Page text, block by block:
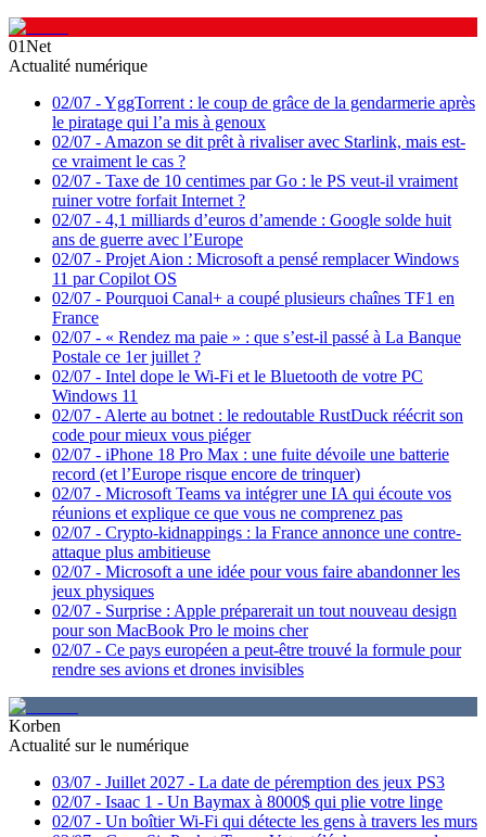
01Net
Actualité numérique
02/07 -YggTorrent : le coup de grâce de la gendarmerie après
le piratage qui l’a mis à genoux
02/07 - Amazon se dit prêt à rivaliser avec Starlink, mais est-
ce vraiment le cas ?
02/07 - Taxe de 10 centimes par Go : le PS veut-il vraiment
ruiner votre forfait Internet ?
02/07 - 4,1 milliards d’euros d’amende : Google solde huit
ans de guerre avec l’Europe
02/07 - Projet Aion : Microsoft a pensé remplacer Windows
11 par Copilot OS
02/07 - Pourquoi Canal+ a coupé plusieurs chaînes TF1 en
France
02/07 - « Rendez ma paie » : que s’est-il passé à La Banque
Postale ce 1er juillet ?
02/07 - Intel dope le Wi-Fi et le Bluetooth de votre PC
Windows 11
02/07 - Alerte au botnet : le redoutable RustDuck réécrit son
code pour mieux vous piéger
02/07 - iPhone 18 Pro Max : une fuite dévoile une batterie
record (et l’Europe risque encore de trinquer)
02/07 - Microsoft Teams va intégrer une IA qui écoute vos
réunions et explique ce que vous ne comprenez pas
02/07 - Crypto-kidnappings : la France annonce une contre-
attaque plus ambitieuse
02/07 - Microsoft a une idée pour vous faire abandonner les
jeux physiques
02/07 - Surprise : Apple préparerait un tout nouveau design
pour son MacBook Pro le moins cher
02/07 - Ce pays européen a peut-être trouvé la formule pour
rendre ses avions et drones invisibles
Korben
Actualité sur le numérique
03/07 - Juillet 2027 - La date de péremption des jeux PS3
02/07 - Isaac 1 - Un Baymax à 8000$ qui plie votre linge
02/07 - Un boîtier Wi-Fi qui détecte les gens à travers les murs